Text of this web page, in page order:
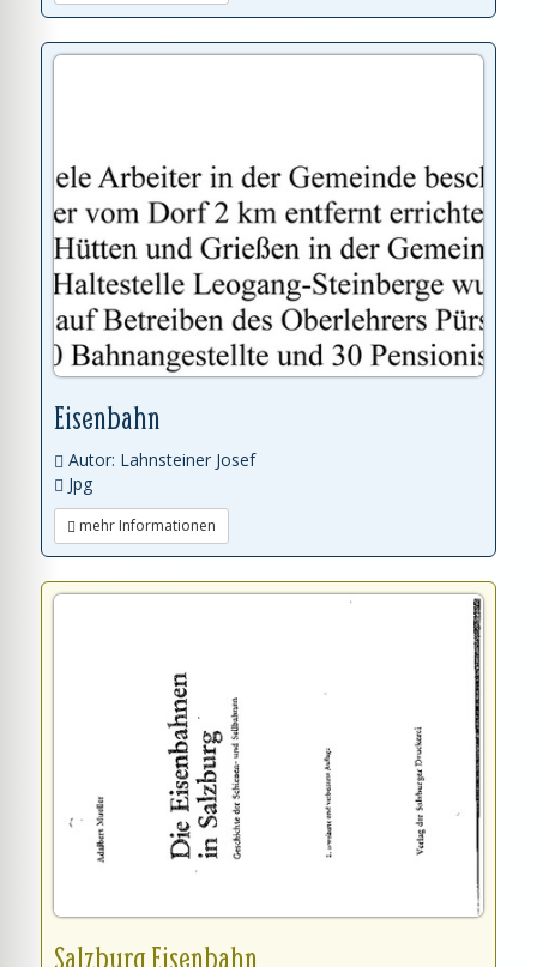
Eisenbahn
Autor: Lahnsteiner Josef
Jpg
mehr Informationen
Salzburg Eisenbahn